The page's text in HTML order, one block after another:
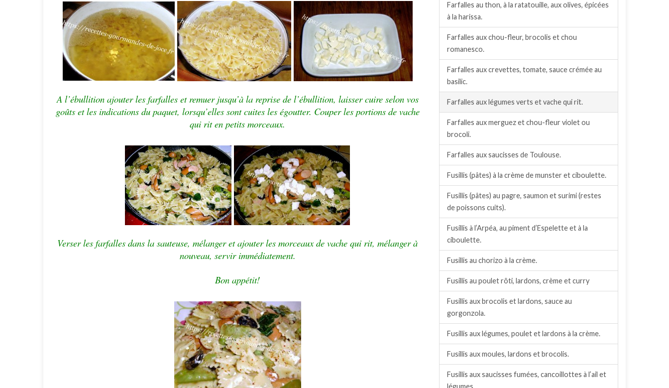
A l’ébullition ajouter les farfalles et remuer jusqu’à la reprise de l’ébullition, laisser cuire selon vos
goûts et les indications du paquet, lorsqu’elles sont cuites les égoutter. Couper les portions de vache
qui rit en petits morceaux.
Verser les farfalles dans la sauteuse, mélanger et ajouter les morceaux de vache qui rit, mélanger à
nouveau, servir immédiatement.
Bon appétit!
Farfalles au thon, à la ratatouille, aux olives, épicées
à la harissa.
Farfalles aux chou-fleur, brocolis et chou
romanesco.
Farfalles aux crevettes, tomate, sauce crémée au
basilic.
Farfalles aux légumes verts et vache qui rit.
Farfalles aux merguez et chou-fleur violet ou
brocoli.
Farfalles aux saucisses de Toulouse.
Fusillis (pâtes) à la crème de munster et ciboulette.
Fusillis (pâtes) au pagre, saumon et surimi (restes
de poissons cuits).
Fusillis à l’Arpéa, au piment d’Espelette et à la
ciboulette.
Fusillis au chorizo à la crème.
Fusillis au poulet rôti, lardons, crème et curry
Fusillis aux brocolis et lardons, sauce au
gorgonzola.
Fusillis aux légumes, poulet et lardons à la crème.
Fusillis aux moules, lardons et brocolis.
Fusillis aux saucisses fumées, cancoillottes à l’ail et
légumes.